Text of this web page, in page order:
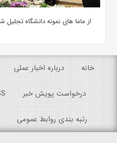
از ماما های نمونه دانشگاه تجلیل
خانه درباره اخبار عملی
درخواست پویش خبر
رتبه بندی روابط عمومی